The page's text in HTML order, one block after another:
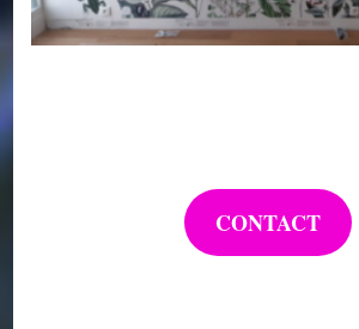
CONTACT